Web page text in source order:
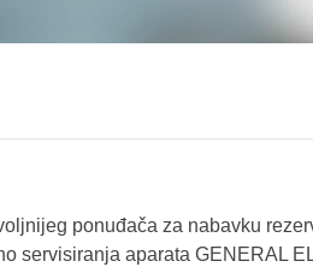
ponuđača za nabavku
servisiranja aparata GENERAL